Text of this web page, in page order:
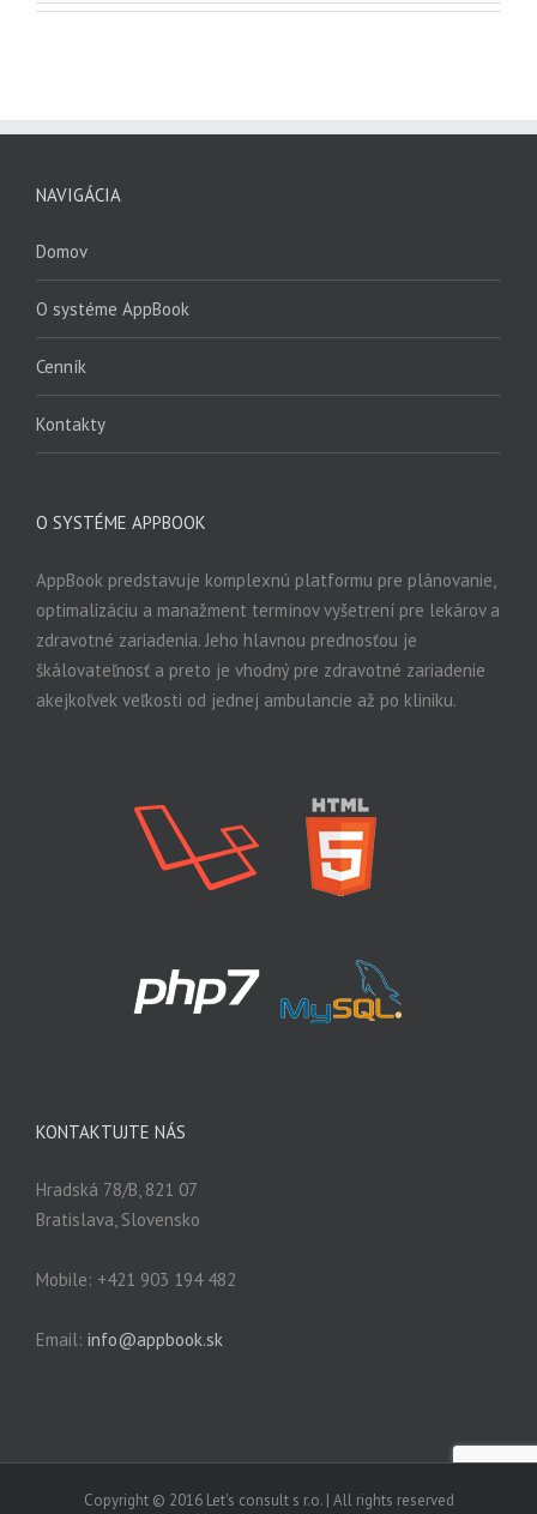
NAVIGÁCIA
Domov
O systéme AppBook
Cenník
Kontakty
O SYSTÉME APPBOOK
AppBook predstavuje komplexnú platformu pre plánovanie,
optimalizáciu a manažment termínov vyšetrení pre lekárov a
zdravotné zariadenia. Jeho hlavnou prednosťou je
škálovateľnosť a preto je vhodný pre zdravotné zariadenie
akejkoľvek veľkosti od jednej ambulancie až po kliniku.
KONTAKTUJTE NÁS
Hradská 78/B, 821 07
Bratislava, Slovensko
Mobile: +421 903 194 482
Email: info@appbook.sk
Copyright © 2016 Let's consult s r.o. | All rights reserved